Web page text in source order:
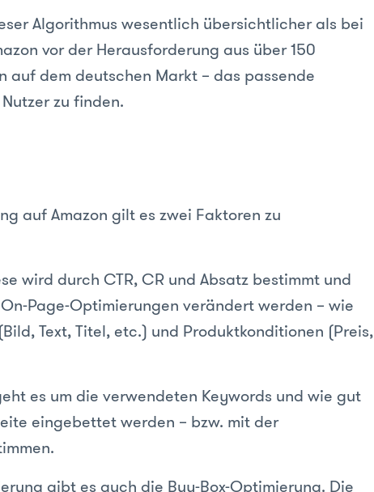
Algorithmus wesentlich übersichtlicher als bei
vor der Herausforderung aus über 150
auf dem deutschen Markt – das passende
zu finden.
auf Amazon gilt es zwei Faktoren zu
wird durch CTR, CR und Absatz bestimmt und
Page-Optimierungen verändert werden – wie
Text, Titel, etc.) und Produktkonditionen (Preis,
es um die verwendeten Keywords und wie gut
eingebettet werden – bzw. mit der
gibt es auch die Buy-Box-Optimierung. Die